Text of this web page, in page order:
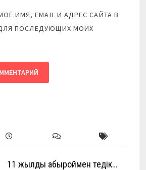
ИМЯ, EMAIL И АДРЕС САЙТА В
ПОСЛЕДУЮЩИХ МОИХ
11 жылды абыроймен өтедік…